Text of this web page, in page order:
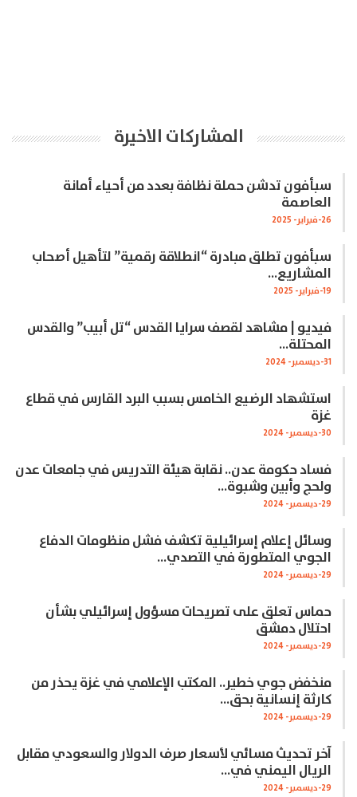
المشاركات الاخيرة
سبأفون تدشن حملة نظافة بعدد من أحياء أمانة
العاصمة
26-فبراير- 2025
سبأفون تطلق مبادرة “انطلاقة رقمية” لتأهيل أصحاب
المشاريع…
19-فبراير- 2025
فيديو | مشاهد لقصف سرايا القدس “تل أبيب” والقدس
المحتلة…
31-ديسمبر- 2024
استشهاد الرضيع الخامس بسبب البرد القارس في قطاع
غزة
30-ديسمبر- 2024
فساد حكومة عدن.. نقابة هيئة التدريس في جامعات عدن
ولحج وأبين وشبوة…
29-ديسمبر- 2024
وسائل إعلام إسرائيلية تكشف فشل منظومات الدفاع
الجوي المتطورة في التصدي…
29-ديسمبر- 2024
حماس تعلق على تصريحات مسؤول إسرائيلي بشأن
احتلال دمشق
29-ديسمبر- 2024
منخفض جوي خطير.. المكتب الإعلامي في غزة يحذر من
كارثة إنسانية بحق…
29-ديسمبر- 2024
آخر تحديث مسائي لأسعار صرف الدولار والسعودي مقابل
الريال اليمني في…
29-ديسمبر- 2024